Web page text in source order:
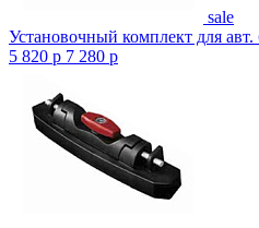
sale
Установочный комплект для
5 820 p 7 280 p